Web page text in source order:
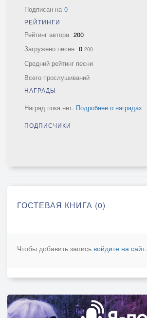
Подписан на 0
РЕЙТИНГИ
Рейтинг автора 200
Загружено песен 0 200
Средний рейтинг песни
Всего прослушиваний
НАГРАДЫ
Наград пока нет. Подробнее о наградах
ПОДПИСЧИКИ
ГОСТЕВАЯ КНИГА (0)
Чтобы добавить запись войдите на сайт.